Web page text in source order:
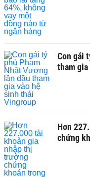
Con gái
tham
Hơn
chứng